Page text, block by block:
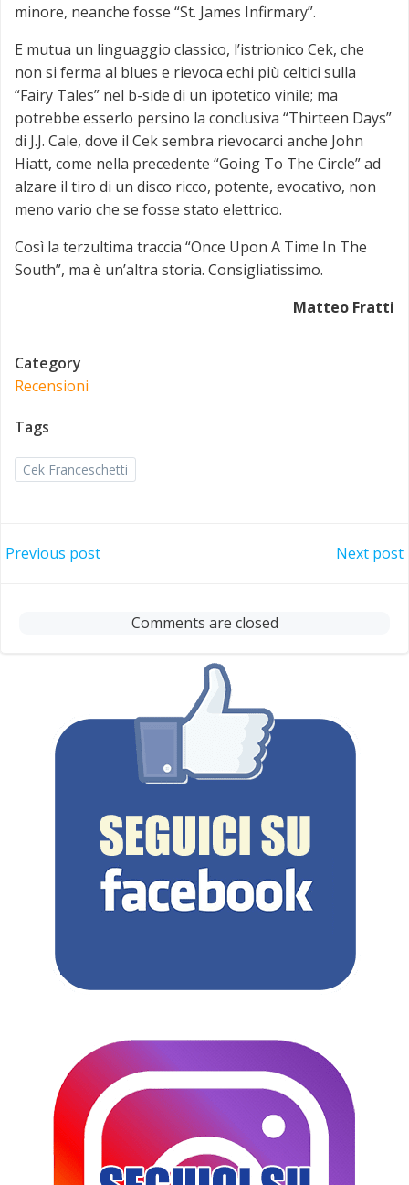
minore, neanche fosse “St. James Infirmary”.
E mutua un linguaggio classico, l’istrionico Cek, che
non si ferma al blues e rievoca echi più celtici sulla
“Fairy Tales” nel b-side di un ipotetico vinile; ma
potrebbe esserlo persino la conclusiva “Thirteen Days”
di J.J. Cale, dove il Cek sembra rievocarci anche John
Hiatt, come nella precedente “Going To The Circle” ad
alzare il tiro di un disco ricco, potente, evocativo, non
meno vario che se fosse stato elettrico.
Così la terzultima traccia “Once Upon A Time In The
South”, ma è un’altra storia. Consigliatissimo.
Matteo Fratti
Category
Recensioni
Tags
Cek Franceschetti
Post
navigation
Previous post
navigation
Next post
Comments are closed